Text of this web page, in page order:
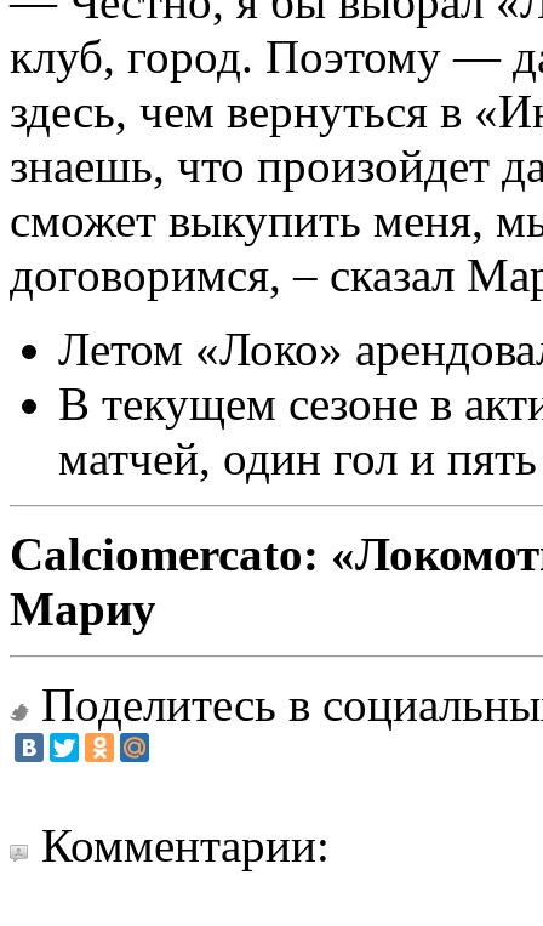
клуб, город. Поэтому —
здесь, чем вернуться в
знаешь, что произойдет
сможет выкупить меня,
договоримся, – сказал
Летом «Локо»
В текущем сезоне в
матчей, один гол и пять
Calciomercato:
Мариу
Поделитесь в
Комментарии: